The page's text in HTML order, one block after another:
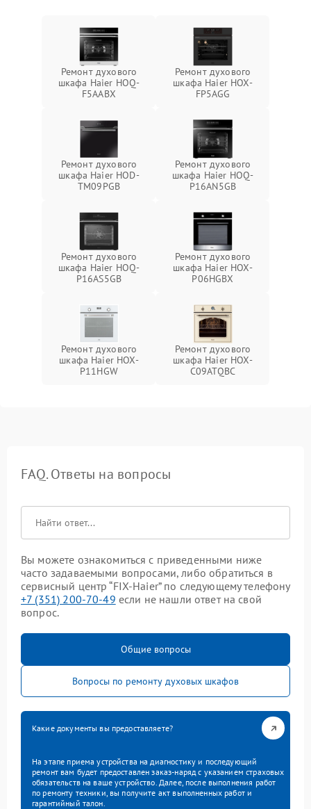
Ремонт духового
шкафа Haier HOQ-
F5AABX
Ремонт духового
шкафа Haier HOX-
FP5AGG
Ремонт духового
шкафа Haier HOD-
TM09PGB
Ремонт духового
шкафа Haier HOQ-
P16AN5GB
Ремонт духового
шкафа Haier HOQ-
P16AS5GB
Ремонт духового
шкафа Haier HOX-
P06HGBX
Ремонт духового
шкафа Haier HOX-
P11HGW
Ремонт духового
шкафа Haier HOX-
C09ATQBC
FAQ. Ответы на вопросы
Вы можете ознакомиться с приведенными ниже
часто задаваемыми вопросами, либо обратиться в
сервисный центр “FIX-Haier” по следующему телефону
+7 (351) 200-70-49 если не нашли ответ на свой
вопрос.
Общие вопросы
Вопросы по ремонту духовых шкафов
Какие документы вы предоставляете?
На этапе приема устройства на диагностику и последующий
ремонт вам будет предоставлен заказ-наряд с указанием страховых
обязательств на ваше устройство. Далее, после выполнения работ
по ремонту техники, вы получите акт выполненных работ и
гарантийный талон.